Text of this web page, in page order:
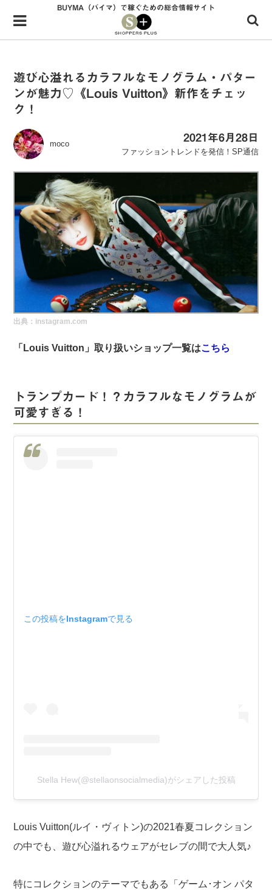
Menu
HOME
34歳独身OLバイマ実践記
ファッショントレンドを発信！SP通信
BUYMAで人気のブランド
BUYMAの売れ筋商品
バイマの疑問に現役パーソナルショッパーが答えてみた
実録！海外ショップで買ってみた！
海外SHOP LIST
BUYMA（バイマ）で稼ぐための総合情報サイト
遊び心溢れるカラフルなモノグラム・パター
ンが魅力♡《Louis Vuitton》新作をチェッ
ク！
moco
2021年6月28日
ファッショントレンドを発信！SP通信
出典：instagram.com
「Louis Vuitton」取り扱いショップ一覧はこちら
トランプカード！？カラフルなモノグラムが
可愛すぎる！
この投稿をInstagramで見る
Stella Hew(@stellaonsocialmedia)がシェアした投稿
Louis Vuitton(ルイ・ヴィトン)の2021春夏コレクション
の中でも、遊び心溢れるウェアがセレブの間で大人気♪
特にコレクションのテーマでもある「ゲーム･オン パタ